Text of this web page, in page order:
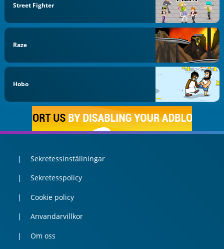
Street Fighter
Raze
Hobo
Sekretessinställningar
Sekretesspolicy
Cookie policy
Anvandarvillkor
Om oss